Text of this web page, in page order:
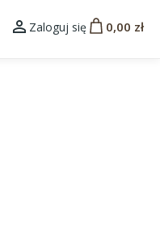
 Zaloguj się 0,00 zł